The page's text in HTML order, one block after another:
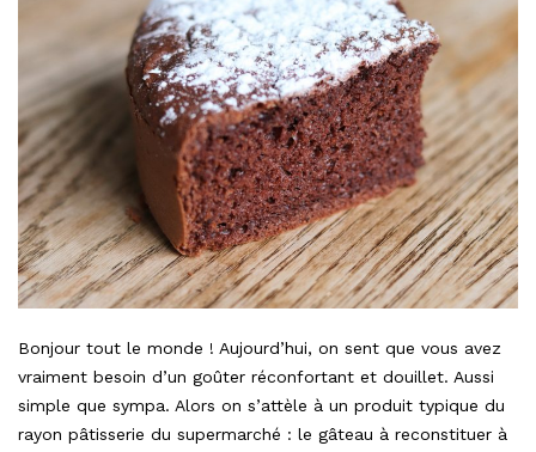
Bonjour tout le monde ! Aujourd’hui, on sent que vous avez
vraiment besoin d’un goûter réconfortant et douillet. Aussi
simple que sympa. Alors on s’attèle à un produit typique du
rayon pâtisserie du supermarché : le gâteau à reconstituer à